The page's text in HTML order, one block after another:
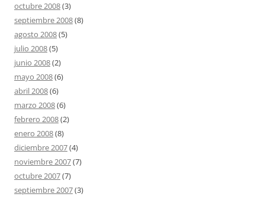
octubre 2008(3)
septiembre 2008(8)
agosto 2008(5)
julio 2008(5)
junio 2008(2)
mayo 2008(6)
abril 2008(6)
marzo 2008(6)
febrero 2008(2)
enero 2008(8)
diciembre 2007(4)
noviembre 2007(7)
octubre 2007(7)
septiembre 2007(3)